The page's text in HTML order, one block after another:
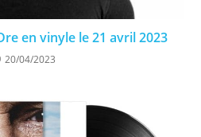
en vinyle le 21 avril 2023
20/04/2023